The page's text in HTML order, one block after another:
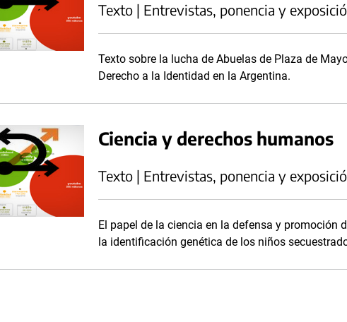
Texto | Entrevistas, ponencia y
Texto sobre la lucha de Abuelas de Plaza de
Derecho a la Identidad en la Argentina.
Ciencia y derechos humanos
Texto | Entrevistas, ponencia y
El papel de la ciencia en la defensa y promoción
la identificación genética de los niños